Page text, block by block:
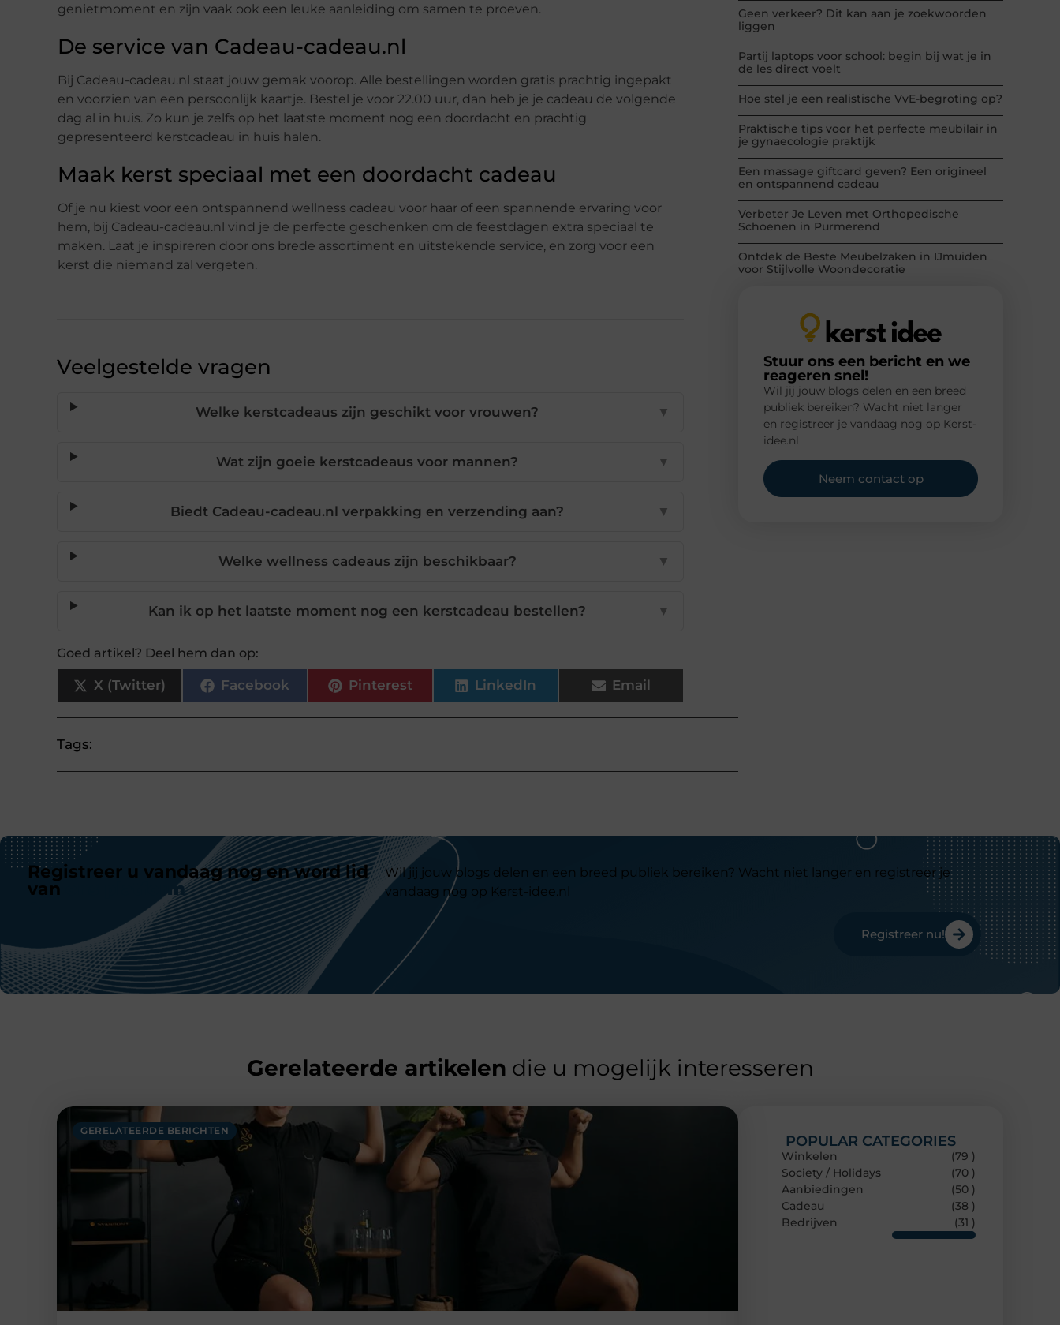
genietmoment en zijn vaak ook een leuke aanleiding om samen te proeven.
De service van Cadeau-cadeau.nl
Bij Cadeau-cadeau.nl staat jouw gemak voorop. Alle bestellingen worden gratis prachtig ingepakt
en voorzien van een persoonlijk kaartje. Bestel je voor 22.00 uur, dan heb je je cadeau de volgende
dag al in huis. Zo kun je zelfs op het laatste moment nog een doordacht en prachtig
gepresenteerd kerstcadeau in huis halen.
Maak kerst speciaal met een doordacht cadeau
Of je nu kiest voor een ontspannend wellness cadeau voor haar of een spannende ervaring voor
hem, bij Cadeau-cadeau.nl vind je de perfecte geschenken om de feestdagen extra speciaal te
maken. Laat je inspireren door ons brede assortiment en uitstekende service, en zorg voor een
kerst die niemand zal vergeten.
Veelgestelde vragen
Welke kerstcadeaus zijn geschikt voor vrouwen? ▼
Wat zijn goeie kerstcadeaus voor mannen? ▼
Biedt Cadeau-cadeau.nl verpakking en verzending aan? ▼
Welke wellness cadeaus zijn beschikbaar? ▼
Kan ik op het laatste moment nog een kerstcadeau bestellen? ▼
Goed artikel? Deel hem dan op:
X (Twitter) Facebook Pinterest LinkedIn Email
Tags:
Geen verkeer? Dit kan aan je zoekwoorden
liggen
Partij laptops voor school: begin bij wat je in
de les direct voelt
Hoe stel je een realistische VvE-begroting op?
Praktische tips voor het perfecte meubilair in
je gynaecologie praktijk
Een massage giftcard geven? Een origineel
en ontspannend cadeau
Verbeter Je Leven met Orthopedische
Schoenen in Purmerend
Ontdek de Beste Meubelzaken in IJmuiden
voor Stijlvolle Woondecoratie
Stuur ons een bericht en we
reageren snel!
Wil jij jouw blogs delen en een breed
publiek bereiken? Wacht niet langer
en registreer je vandaag nog op Kerst-
idee.nl
Neem contact op
Registreer u vandaag nog en word lid
van
ons platform
Wil jij jouw blogs delen en een breed publiek bereiken? Wacht niet langer en registreer je
vandaag nog op Kerst-idee.nl
Registreer nu!
Gerelateerde artikelen die u mogelijk interesseren
GERELATEERDE BERICHTEN
POPULAR CATEGORIES
Winkelen
(79 )
Society / Holidays
(70 )
Aanbiedingen
(50 )
Cadeau
(38 )
Bedrijven
(31 )